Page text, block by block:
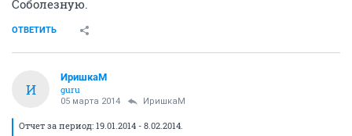
Соболезную.
ОТВЕТИТЬ
И
ИришкаМ
guru
05 марта 2014 ИришкаМ
Отчет за период: 19.01.2014 - 8.02.2014.